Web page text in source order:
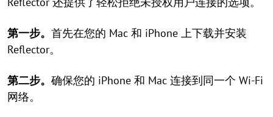
第一步。 首先在您的 Mac 和 iPhone 上下载并安装
Reflector。
第二步。 确保您的 iPhone 和 Mac 连接到同一个 Wi-Fi
网络。